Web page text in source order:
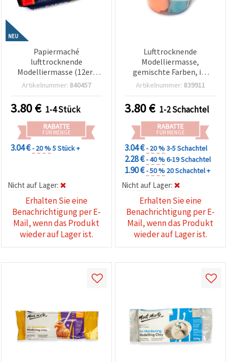
NEU
Papiermaché
lufttrocknende
Modelliermasse (12er-
Set) Weiß – 500 g – weich,
perfekt zum Basteln,
Modellieren, Skulpturen,
Kunstprojekte & DIY-
Kreativarbeiten
Artikelnummer: 840457
3.80€ 1-4 Stück
RABATTE
FÜR MENGE
3.04 €- 20 %5 Stück +
Nicht auf Lager:
Erhalten Sie eine
Benachrichtigung per E-
Mail, wenn das Produkt
wieder auf Lager ist.
Lufttrocknende
Modelliermasse,
gemischte Farben, im
Becher – 5 Farben x ca. 26
Artikelnummer: 839911
3.80€ 1-2 Schachtel
RABATTE
FÜR MENGE
3.04 €- 20 %3-5 Schachtel
2.28 €- 40 %6-19 Schachtel
1.90 €- 50 % 20 Schachtel +
Nicht auf Lager:
Erhalten Sie eine
Benachrichtigung per E-
Mail, wenn das Produkt
wieder auf Lager ist.